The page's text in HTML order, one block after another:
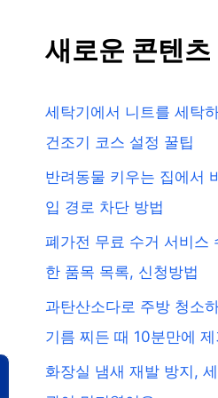
새로운 콘텐츠
세탁기에서 니트를 세탁
건조기 코스 설정 꿀팁
반려동물 키우는 집에서
입 경로 차단 방법
폐가전 무료 수거 서비스
한 품목 목록, 신청방법
과탄산소다로 주방 청소
기름 찌든 때 10분만에 제
화장실 냄새 재발 방지,